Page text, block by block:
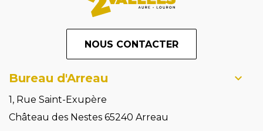
NOUS CONTACTER
Bureau d'Arreau
1, Rue Saint-Exupère
Château des Nestes 65240 Arreau